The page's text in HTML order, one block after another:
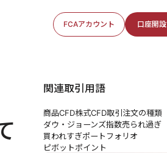
FCAアカウント 口座開設
関連取引用語
商品CFD株式CFD取引注文の種類
ダウ・ジョーンズ指数売られ過ぎ
買われすぎポートフォリオ
ピボットポイント